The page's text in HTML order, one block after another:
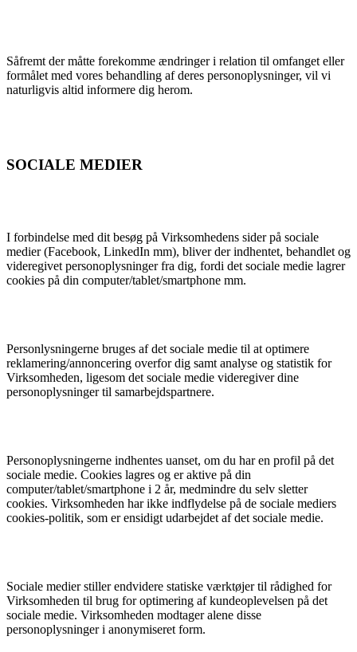
Såfremt der måtte forekomme ændringer i relation til omfanget eller
formålet med vores behandling af deres personoplysninger, vil vi
naturligvis altid informere dig herom.
SOCIALE MEDIER
I forbindelse med dit besøg på Virksomhedens sider på sociale
medier (Facebook, LinkedIn mm), bliver der indhentet, behandlet og
videregivet personoplysninger fra dig, fordi det sociale medie lagrer
cookies på din computer/tablet/smartphone mm.
Personlysningerne bruges af det sociale medie til at optimere
reklamering/annoncering overfor dig samt analyse og statistik for
Virksomheden, ligesom det sociale medie videregiver dine
personoplysninger til samarbejdspartnere.
Personoplysningerne indhentes uanset, om du har en profil på det
sociale medie. Cookies lagres og er aktive på din
computer/tablet/smartphone i 2 år, medmindre du selv sletter
cookies. Virksomheden har ikke indflydelse på de sociale mediers
cookies-politik, som er ensidigt udarbejdet af det sociale medie.
Sociale medier stiller endvidere statiske værktøjer til rådighed for
Virksomheden til brug for optimering af kundeoplevelsen på det
sociale medie. Virksomheden modtager alene disse
personoplysninger i anonymiseret form.